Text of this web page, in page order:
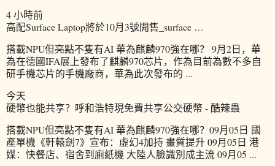
4 小時前
高配Surface Laptop將於10月3號開售_surface …
搭載NPU但亮點不隻有AI 華為麒麟970強在哪？ 9月2日，華
為在德國IFA展上發布了麒麟970芯片，作為目前為數不多自
研手機芯片的手機廠商，華為此次發布的 ...
今天
硬幣也能共享？呼和浩特現免費共享公交硬幣 - 酷辣蟲
搭載NPU但亮點不隻有AI 華為麒麟970強在哪？09月05日 國
產單機《軒轅劍7》宣布：虛幻4加持 畫質提升 09月05日 港
媒：快餐店、宿舍到廁紙機 大陸人臉識別成主流 09月05 ...